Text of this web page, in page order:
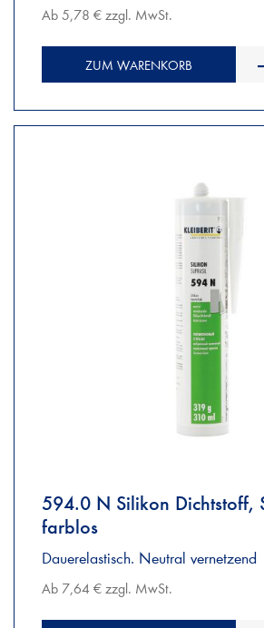
Ab 5,78 € zzgl. MwSt.
ZUM WARENKORB
594.0 N Silikon Dichtstoff,
farblos
Dauerelastisch. Neutral vernetzend
Ab 7,64 € zzgl. MwSt.